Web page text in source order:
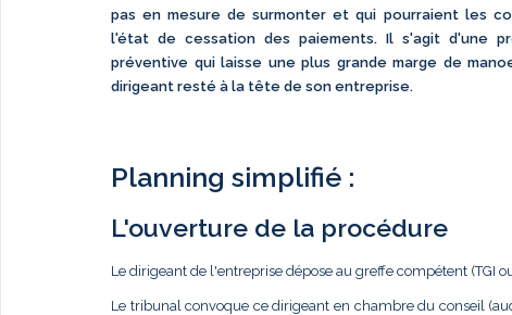
pas en mesure de surmonter et qui pourraient les
l'état de cessation des paiements. Il s'agit d'une
préventive qui laisse une plus grande marge de
dirigeant resté à la tête de son entreprise.
Planning simplifié :
L'ouverture de la procédure
Le dirigeant de l'entreprise dépose au greffe compétent (TGI
Le tribunal convoque ce dirigeant en chambre du conseil